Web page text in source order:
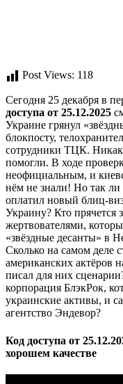
Post Views: 118
Сегодня 25 декабря в
доступа от 25.12.2025
Украине грянул
блокпосту,
сотрудники ТЦК.
помогли. В ходе
неофициальным, и
нём не знали! Но так ли
оплатил новый блиц-
Украину? Кто прячется
жертвователями,
«звёздные десанты» в
Сколько на самом деле
американских актёров
писал для них
корпорация БлэкРок,
украинские активы, и
агентство Эндевор?
Код доступа от
хорошем качестве